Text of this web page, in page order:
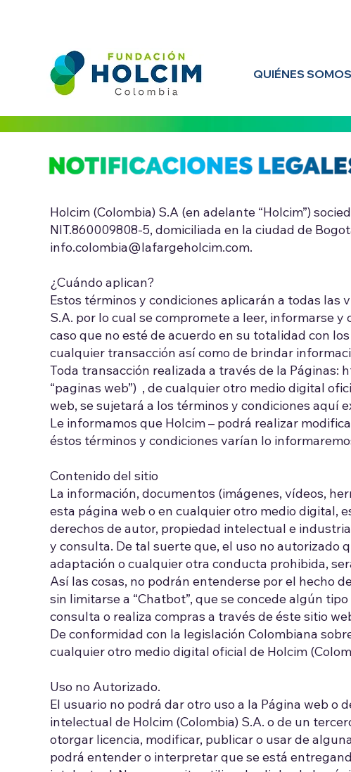
QUIÉNES SOMOS
Holcim (Colombia) S.A (en adelante “Holcim”)
NIT.860009808-5, domiciliada en la ciudad de
info.colombia@lafargeholcim.com.
¿Cuándo aplican?
Estos términos y condiciones aplicarán a todas las
S.A. por lo cual se compromete a leer, informarse
caso que no esté de acuerdo en su totalidad con
cualquier transacción así como de brindar
Toda transacción realizada a través de la Páginas:
“paginas web”) , de cualquier otro medio digital
web, se sujetará a los términos y condiciones aquí
Le informamos que Holcim – podrá realizar
éstos términos y condiciones varían lo
Contenido del sitio
La información, documentos (imágenes, vídeos,
esta página web o en cualquier otro medio digital,
derechos de autor, propiedad intelectual e
y consulta. De tal suerte que, el uso no autorizado
adaptación o cualquier otra conducta prohibida,
Así las cosas, no podrán entenderse por el hecho
sin limitarse a “Chatbot”, que se concede algún
consulta o realiza compras a través de éste sitio
De conformidad con la legislación Colombiana
cualquier otro medio digital oficial de Holcim
Uso no Autorizado.
El usuario no podrá dar otro uso a la Página web
intelectual de Holcim (Colombia) S.A. o de un
otorgar licencia, modificar, publicar o usar de
podrá entender o interpretar que se está